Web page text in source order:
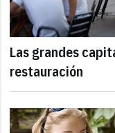
Las grandes
restauración